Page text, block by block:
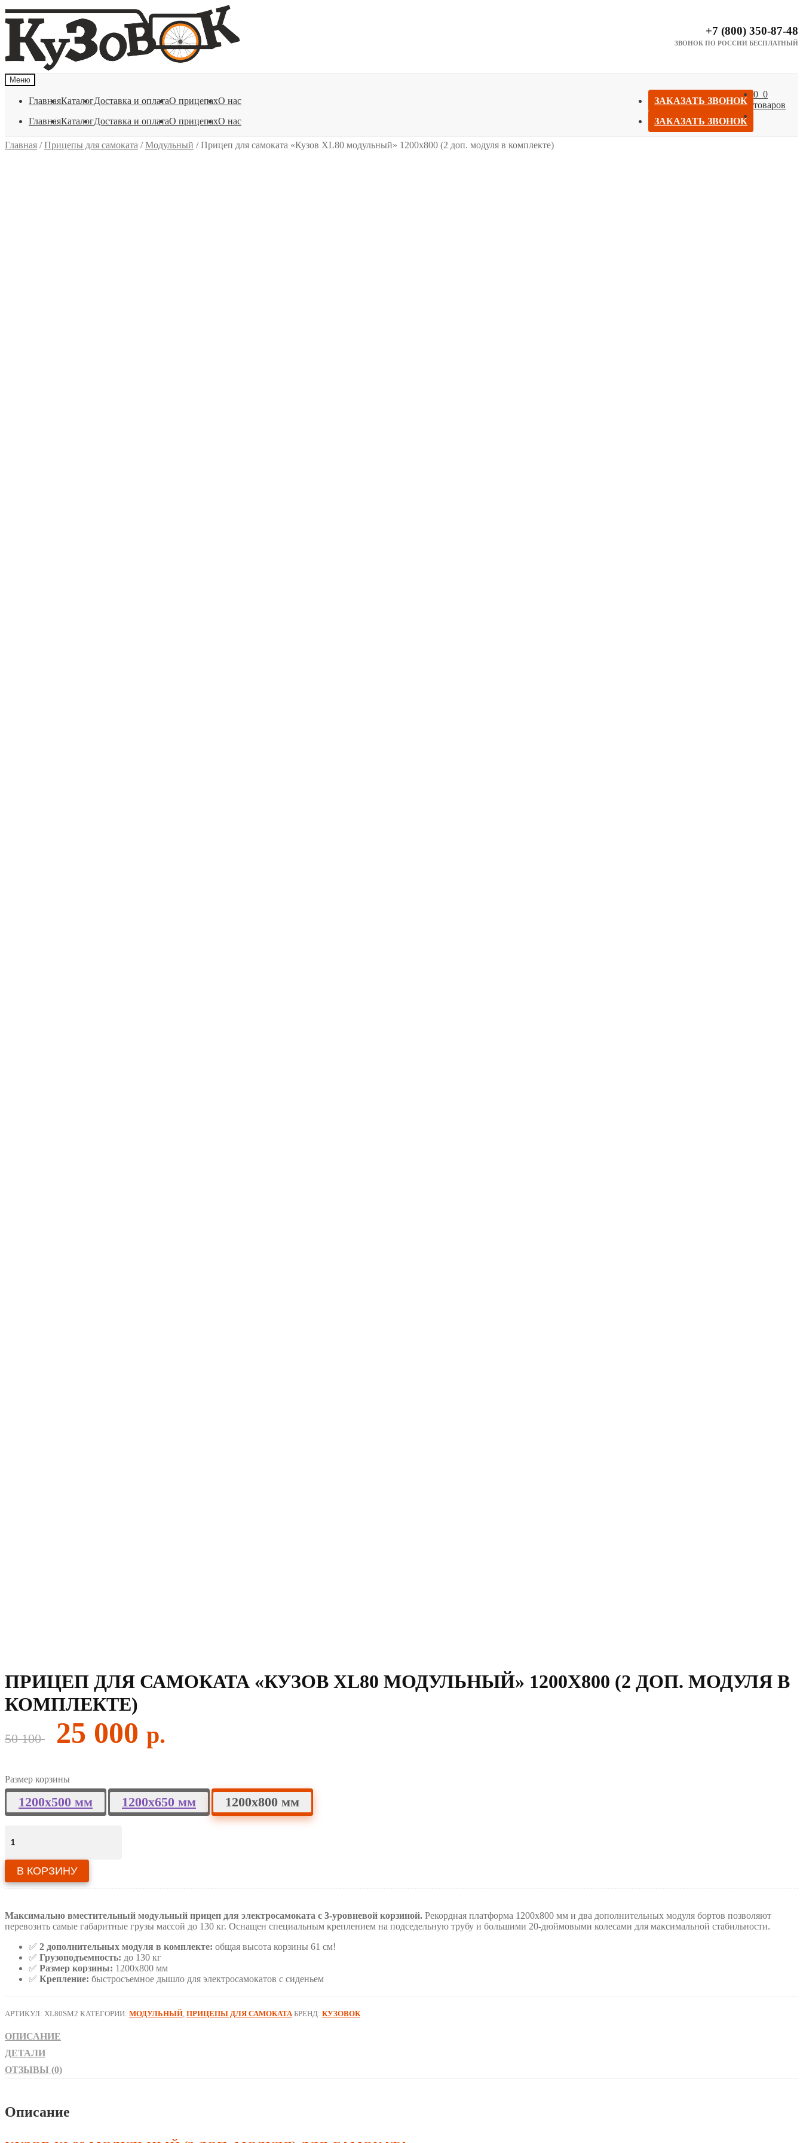
Перейти
к
навигации
Перейти
к
содержимому
+7 (800) 350-87-48
ЗВОНОК ПО РОССИИ БЕСПЛАТНЫЙ
Меню
ГлавнаяКаталогДоставка и оплатаО прицепахО нас
ЗАКАЗАТЬ ЗВОНОК
ГлавнаяКаталогДоставка и оплатаО прицепахО нас ЗАКАЗАТЬ ЗВОНОК
0 0
товаров
Главная /Прицепы для самоката /Модульный /Прицеп для самоката «Кузов XL80 модульный» 1200х800 (2 доп. модуля в комплекте)
ПРИЦЕП ДЛЯ САМОКАТА «КУЗОВ XL80 МОДУЛЬНЫЙ» 1200Х800 (2 ДОП. МОДУЛЯ В
КОМПЛЕКТЕ)
50 100
цена
составляла
25 000
Размер корзины
1200х500 мм 1200х650 мм 1200х800 мм
товара
для
самоката
"Кузов
1200х800
(2
модуля
комплекте)
В КОРЗИНУ
Максимально вместительный модульный прицеп для электросамоката с 3-уровневой корзиной. Рекордная платформа 1200х800 мм и два дополнительных модуля бортов позволяют
перевозить самые габаритные грузы массой до 130 кг. Оснащен специальным креплением на подседельную трубу и большими 20-дюймовыми колесами для максимальной стабильности.
✅ 2 дополнительных модуля в комплекте: общая высота корзины 61 см!
✅ Грузоподъемность: до 130 кг
✅ Размер корзины: 1200х800 мм
✅ Крепление: быстросъемное дышло для электросамокатов с сиденьем
АРТИКУЛ: XL80SM2 КАТЕГОРИИ: МОДУЛЬНЫЙ, ПРИЦЕПЫ ДЛЯ САМОКАТА БРЕНД: КУЗОВОК
ОПИСАНИЕ
ДЕТАЛИ
ОТЗЫВЫ (0)
Описание